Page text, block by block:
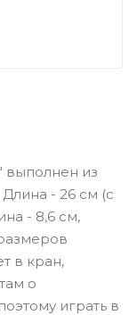
выполнен из
- 26 см (с
- 8,6 см,
в кран,
о
играть в